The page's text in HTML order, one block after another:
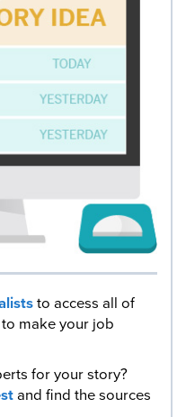
to access all of
make your job
for your story?
and find the sources